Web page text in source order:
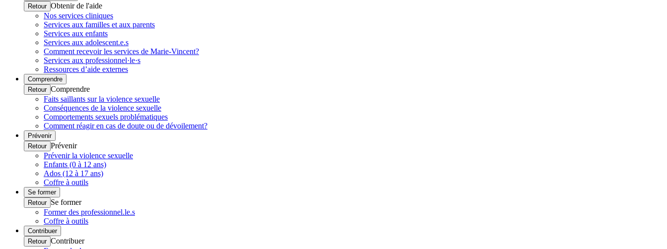
Retour Obtenir de l'aide
Nos services cliniques
Services aux familles et aux parents
Services aux enfants
Services aux adolescent.e.s
Comment recevoir les services de Marie-Vincent?
Services aux professionnel·le·s
Ressources d’aide externes
Comprendre
Retour Comprendre
Faits saillants sur la violence sexuelle
Conséquences de la violence sexuelle
Comportements sexuels problématiques
Comment réagir en cas de doute ou de dévoilement?
Prévenir
Retour Prévenir
Prévenir la violence sexuelle
Enfants (0 à 12 ans)
Ados (12 à 17 ans)
Coffre à outils
Se former
Retour Se former
Former des professionnel.le.s
Coffre à outils
Contribuer
Retour Contribuer